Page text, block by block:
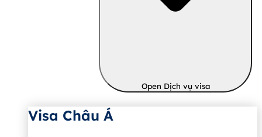
Open Dịch vụ visa
Visa Châu Á